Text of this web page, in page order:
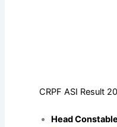
CRPF ASI Result
Head